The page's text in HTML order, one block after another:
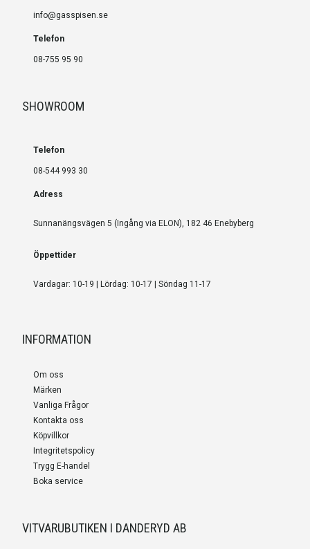
info@gasspisen.se
Telefon
08-755 95 90
SHOWROOM
Telefon
08-544 993 30
Adress
Sunnanängsvägen 5 (Ingång via ELON), 182 46 Enebyberg
Öppettider
Vardagar: 10-19 | Lördag: 10-17 | Söndag 11-17
INFORMATION
Om oss
Märken
Vanliga Frågor
Kontakta oss
Köpvillkor
Integritetspolicy
Trygg E-handel
Boka service
VITVARUBUTIKEN I DANDERYD AB